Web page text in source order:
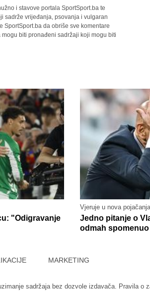
i stavove portala SportSport.ba te
sadrže vrijeđanja, psovanja i vulgaran
da obriše sve komentare
biti pronađeni sadržaji koji mogu biti
"Odigravanje
Vjeruje u nova
Jedno pitanje o
odmah
MARKETING
sadržaja bez dozvole izdavača. Pravila o